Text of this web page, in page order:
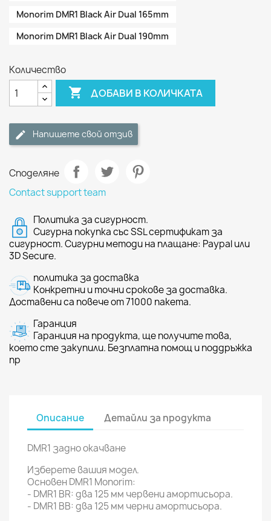
Monorim DMR1 Black Air Dual 165mm
Monorim DMR1 Black Air Dual 190mm
Количество
 ДОБАВИ В КОЛИЧКАТА
Напишете свой отзив
Споделяне
Contact support team
Политика за сигурност.
Сигурна покупка със SSL сертификат за
сигурност. Сигурни методи на плащане: Paypal или
3D Secure.
политика за доставка
Конкретни и точни срокове за доставка.
Доставени са повече от 71000 пакета.
Гаранция
Гаранция на продукта, ще получите това,
което сте закупили. Безплатна помощ и поддръжка
пр
Описание Детайли за продукта
DMR1 задно окачване
Изберете вашия модел.
Основен DMR1 Monorim:
- DMR1 BR: два 125 мм червени амортисьора.
- DMR1 BB: два 125 мм черни амортисьора.